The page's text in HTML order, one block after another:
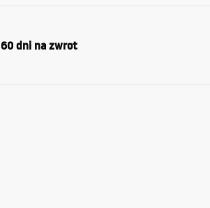
60 dni na zwrot